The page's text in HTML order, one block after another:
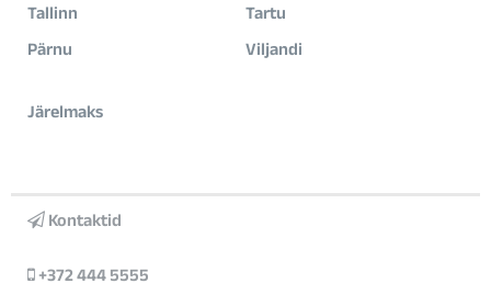
Tallinn
Tartu
Pärnu
Viljandi
Järelmaks
Kontaktid
+372 444 5555